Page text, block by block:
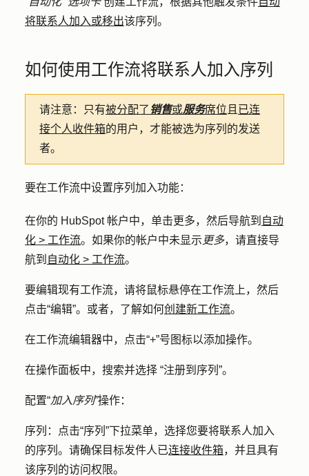
将联系人加入或移出该序列。
如何使用工作流将联系人加入序列
请注意： 只有被分配了 销售或服务席位 且 已连
接个人收件箱的用户，才能被选为序列的发送
者。
要在工作流中设置序列加入功能：
在你的 HubSpot 帐户中，单击更多，然后导航到 自动
化 > 工作流。如果你的帐户中未显示 更多，请直接导
航到 自动化 > 工作流。
要编辑现有工作流，请将鼠标悬停在工作流 上，然后
点击“编辑”。或者，了解如何创建新工作流。
在工作流编辑器中，点击“+”号图标以添加操作。
在操作面板中，搜索并选择 “注册到序列 ”。
配置“加入序列”操作：
序列： 点击“序列”下拉菜单，选择您要将联系人加入
的序列 。请确保目标发件人已连接收件箱，并且具有
该序列的访问权限。